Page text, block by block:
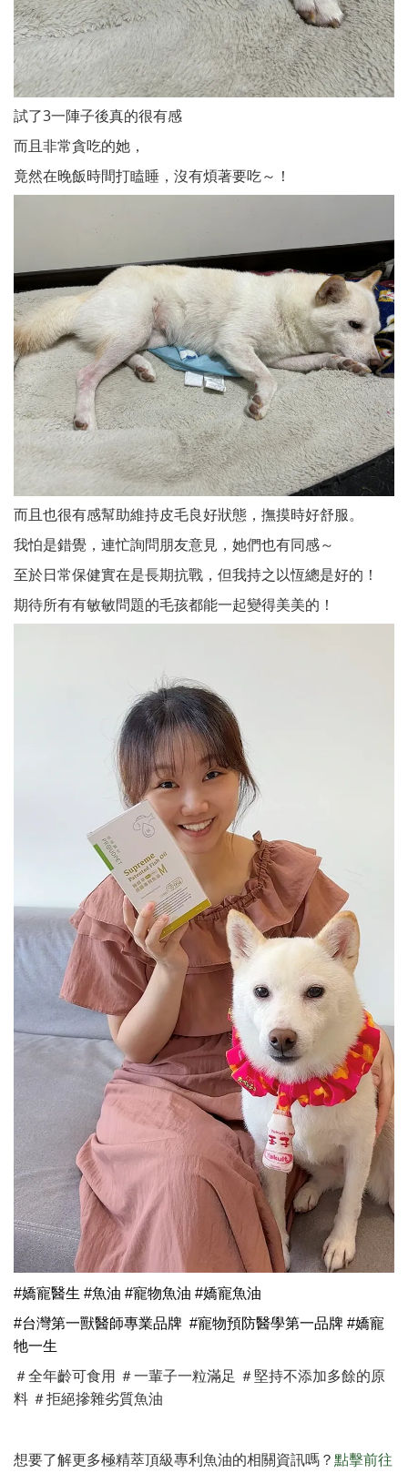
試了3一陣子後真的很有感
而且非常貪吃的她，
竟然在晚飯時間打瞌睡，沒有煩著要吃～！
而且也很有感幫助維持皮毛良好狀態，撫摸時好舒服。
我怕是錯覺，連忙詢問朋友意見，她們也有同感～
至於日常保健實在是長期抗戰，但我持之以恆總是好的！
期待所有有敏敏問題的毛孩都能一起變得美美的！
#嬌寵醫生 #魚油 #寵物魚油 #嬌寵魚油
#台灣第一獸醫師專業品牌 #寵物預防醫學第一品牌 #嬌寵
牠一生
＃全年齡可食用 ＃一輩子一粒滿足 ＃堅持不添加多餘的原
料 ＃拒絕摻雜劣質魚油
想要了解更多極精萃頂級專利魚油的相關資訊嗎 ？ 點擊前往